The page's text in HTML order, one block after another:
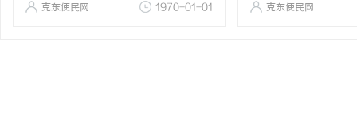
克东便民网 1970-01-01 克东便民网